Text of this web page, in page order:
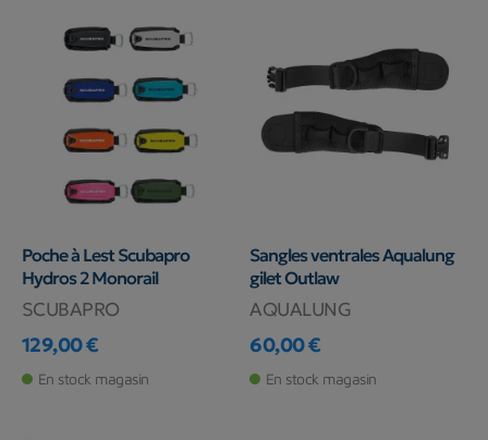
Poche à Lest Scubapro
Hydros 2 Monorail
SCUBAPRO
Prix
129,00 €
En stock magasin
Sangles ventrales Aqualung
gilet Outlaw
AQUALUNG
Prix
60,00 €
En stock magasin